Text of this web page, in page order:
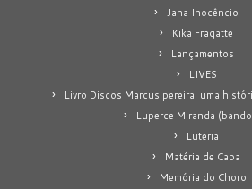
Jana Inocêncio
Kika Fragatte
Lançamentos
LIVES
Livro Discos Marcus pereira: uma
Luperce Miranda
Luteria
Matéria de Capa
Memória do Choro